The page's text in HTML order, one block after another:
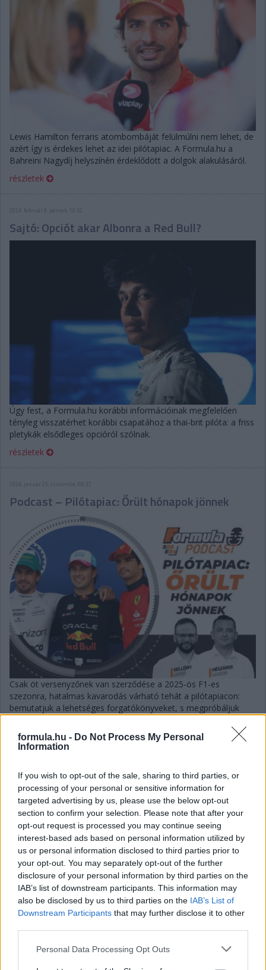
formula.hu - Do Not Process My Personal
Information
If you wish to opt-out of the sale, sharing to third parties, or
processing of your personal or sensitive information for
targeted advertising by us, please use the below opt-out
section to confirm your selection. Please note that after your
opt-out request is processed you may continue seeing
interest-based ads based on personal information utilized by
us or personal information disclosed to third parties prior to
your opt-out. You may separately opt-out of the further
disclosure of your personal information by third parties on the
IAB’s list of downstream participants. This information may
also be disclosed by us to third parties on the IAB’s List of
Downstream Participants that may further disclose it to other
Please note that this website/app uses one or more Google
Personal Data Processing Opt Outs
Lewis Hamilton ferraris atombombáját felülmúlni nem lehet, de
azért így is érdekes lehet az idei pilótapiac. A Formula.hu a
Bahreini Nagydíj helyszínén érdeklődött a dolgok alakulásáról.
részletek
2024. február 9. péntek, 10:52
Sajtó: Opciót akar Albonra a Red Bull?
Úgy fest, a Formula.hu korábbi információinak megfelelően
tényleg visszatérhet korábbi csapatához a thai-brit pilóta: a friss
pletykák elsődleges opcióról szólnak.
részletek
2024. január 25. csütörtök, 08:37
Podcast – Pilótapiac: Őrült hónapok jönnek
Csak öt versenyzőnek van szerződése a 2025-ös F1-es
szezonra, hatalmas kavarodás várható tehát a pilótapiacon:
bemutatjuk a lehetséges forgatókönyveket, s megpróbáljuk
részletek
Így bolydulhat fel 2024-ben az F1-es pilótapiac